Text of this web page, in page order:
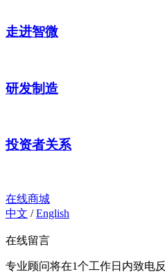
走进智微
研发制造
投资者关系
在线商城
中文 /English
在线留言
专业顾问将在1个工作日内致电